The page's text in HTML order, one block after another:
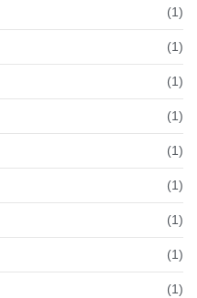
(1)
(1)
(1)
(1)
(1)
(1)
(1)
(1)
(1)